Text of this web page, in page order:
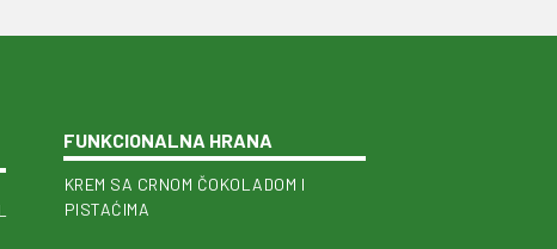
FUNKCIONALNA HRANA
KREM SA CRNOM ČOKOLADOM I
PISTAĆIMA